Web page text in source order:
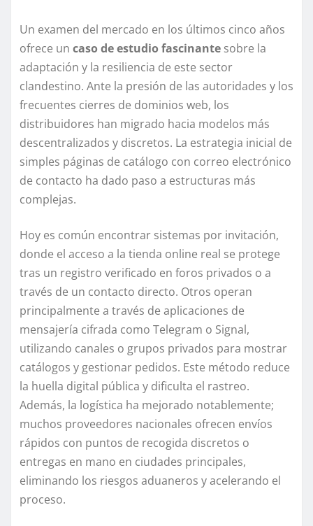
Un examen del mercado en los últimos cinco años
ofrece un caso de estudio fascinante sobre la
adaptación y la resiliencia de este sector
clandestino. Ante la presión de las autoridades y los
frecuentes cierres de dominios web, los
distribuidores han migrado hacia modelos más
descentralizados y discretos. La estrategia inicial de
simples páginas de catálogo con correo electrónico
de contacto ha dado paso a estructuras más
complejas.
Hoy es común encontrar sistemas por invitación,
donde el acceso a la tienda online real se protege
tras un registro verificado en foros privados o a
través de un contacto directo. Otros operan
principalmente a través de aplicaciones de
mensajería cifrada como Telegram o Signal,
utilizando canales o grupos privados para mostrar
catálogos y gestionar pedidos. Este método reduce
la huella digital pública y dificulta el rastreo.
Además, la logística ha mejorado notablemente;
muchos proveedores nacionales ofrecen envíos
rápidos con puntos de recogida discretos o
entregas en mano en ciudades principales,
eliminando los riesgos aduaneros y acelerando el
proceso.